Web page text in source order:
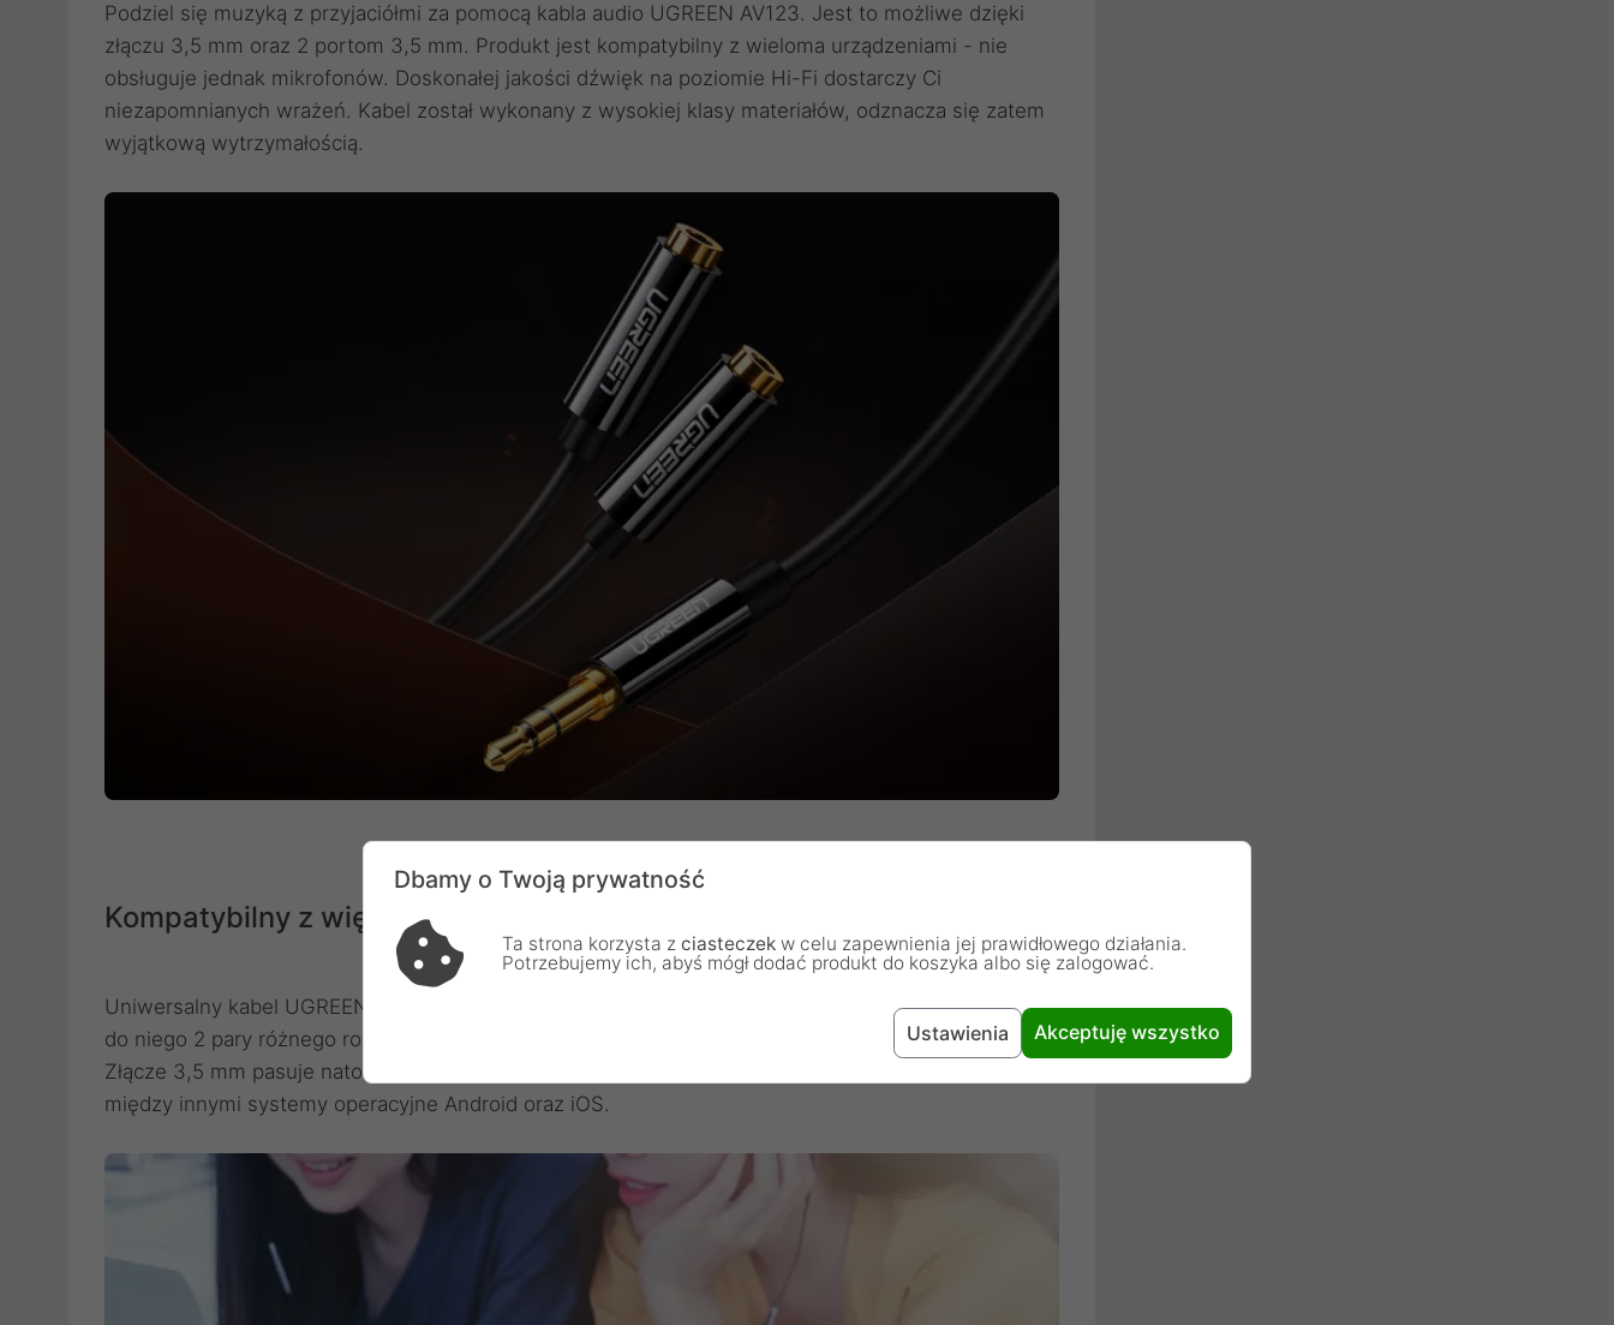
Podziel się muzyką z przyjaciółmi za pomocą kabla audio UGREEN AV123. Jest to możliwe dzięki
złączu 3,5 mm oraz 2 portom 3,5 mm. Produkt jest kompatybilny z wieloma urządzeniami - nie
obsługuje jednak mikrofonów. Doskonałej jakości dźwięk na poziomie Hi-Fi dostarczy Ci
niezapomnianych wrażeń. Kabel został wykonany z wysokiej klasy materiałów, odznacza się zatem
wyjątkową wytrzymałością.
Kompatybilny z większością urządzeń
Uniwersalny kabel UGREEN AV123 charakteryzuje się szeroką kompatybilnością. Możesz podłączyć
do niego 2 pary różnego rodzaju słuchawek, a także większość dostępnych na rynku głośników.
Złącze 3,5 mm pasuje natomiast do telefonów, tabletów, komputerów czy laptopów. Obsługuje
między innymi systemy operacyjne Android oraz iOS.
Dbamy o Twoją prywatność
Ta strona korzysta z ciasteczek w celu zapewnienia jej prawidłowego działania.
Potrzebujemy ich, abyś mógł dodać produkt do koszyka albo się zalogować.
Ustawienia Akceptuję wszystko